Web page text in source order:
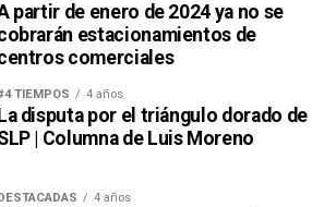
partir de enero de 2024 ya no se
estacionamientos de
comerciales
TIEMPOS 4 años
La disputa por el triángulo dorado de
| Columna de Luis Moreno
DESTACADAS 4 años